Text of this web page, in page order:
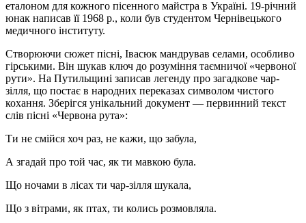
еталоном для кожного пісенного майстра в Україні. 19-річний
юнак написав її 1968 р., коли був студентом Чернівецького
медичного інституту.
Створюючи сюжет пісні, Івасюк мандрував селами, особливо
гірськими. Він шукав ключ до розуміння таємничої «червоної
рути». На Путильщині записав легенду про загадкове чар-
зілля, що постає в народних переказах символом чистого
кохання. Зберігся унікальний документ — первинний текст
слів пісні «Червона рута»:
Ти не смійся хоч раз, не кажи, що забула,
А згадай про той час, як ти мавкою була.
Що ночами в лісах ти чар-зілля шукала,
Що з вітрами, як птах, ти колись розмовляла.